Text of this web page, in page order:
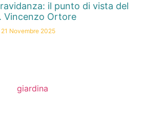
il punto di vista del
Vincenzo Ortore
21 Novembre 2025